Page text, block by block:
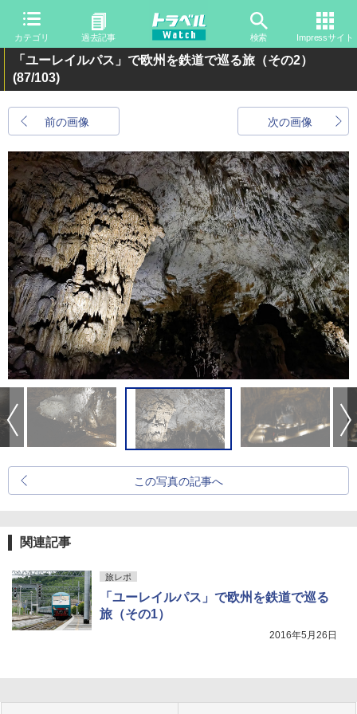
カテゴリ 過去記事 検索 Impressサイト
「ユーレイルパス」で欧州を鉄道で巡る旅（その2）
(87/103)
前の画像 次の画像
この写真の記事へ
関連記事
旅レポ
「ユーレイルパス」で欧州を鉄道で巡る
旅（その1）
2016年5月26日